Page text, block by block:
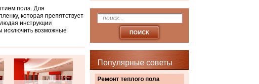
Популярные советы
Ремонт теплого пола
пола. Для
которая препятствует
инструкции
исключить возможные